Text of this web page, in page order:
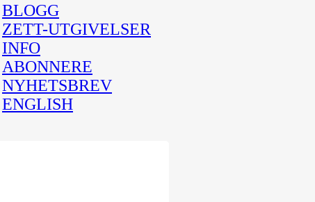
BLOGG
ZETT-UTGIVELSER
INFO
ABONNERE
NYHETSBREV
ENGLISH